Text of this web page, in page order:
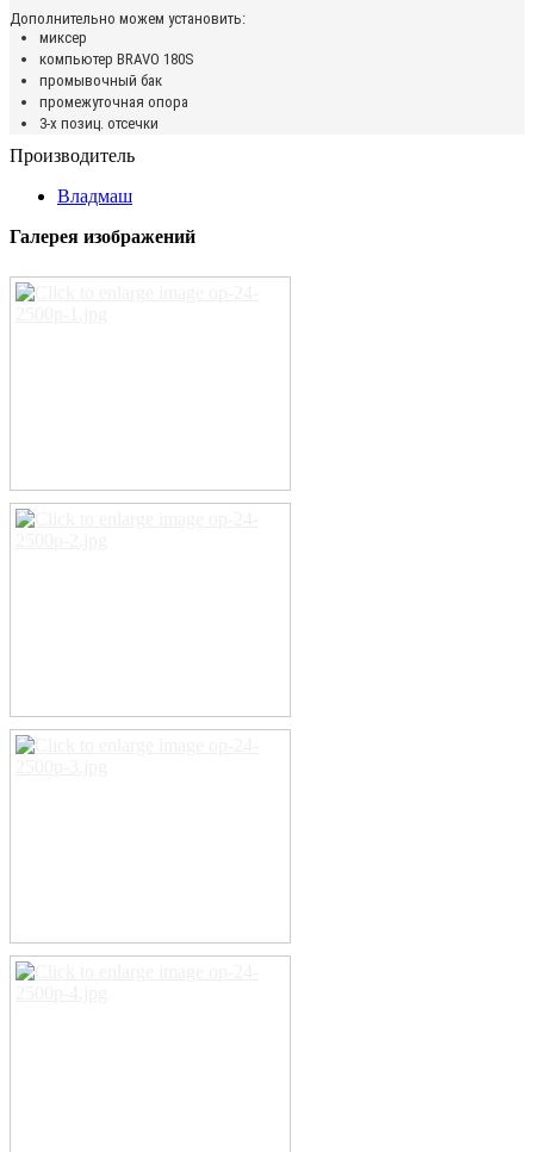
Дополнительно можем установить:
миксер
компьютер BRAVO 180S
промывочный бак
промежуточная опора
3-х позиц. отсечки
Производитель
Владмаш
Галерея изображений